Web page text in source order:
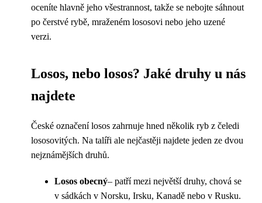
oceníte hlavně jeho všestrannost, takže se nebojte sáhnout
po čerstvé rybě, mraženém lososovi nebo jeho uzené
verzi.
Losos, nebo losos? Jaké druhy u nás
najdete
České označení losos zahrnuje hned několik ryb z čeledi
lososovitých. Na talíři ale nejčastěji najdete jeden ze dvou
nejznámějších druhů.
Losos obecný– patří mezi největší druhy, chová se
v sádkách v Norsku, Irsku, Kanadě nebo v Rusku.